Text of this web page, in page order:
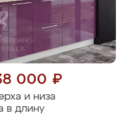
000 ₽
и низа
в длину